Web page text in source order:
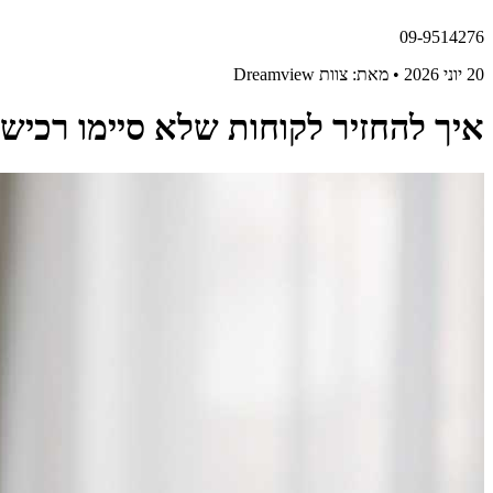
09-9514276
20 יוני 2026 • מאת: צוות Dreamview
איך להחזיר לקוחות שלא סיימו